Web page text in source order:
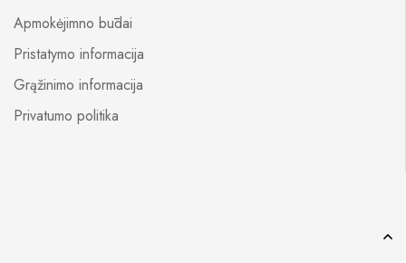
Apmokėjimno būdai
Pristatymo informacija
Grąžinimo informacija
Privatumo politika